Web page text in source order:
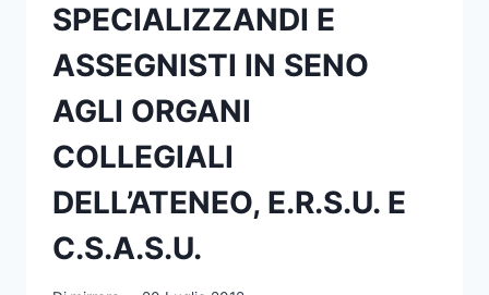
SPECIALIZZANDI E
ASSEGNISTI IN SENO
AGLI ORGANI
COLLEGIALI
DELL’ATENEO, E.R.S.U. E
C.S.A.S.U.